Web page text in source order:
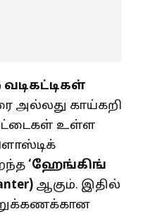
அல்லது காய்கறி
உள்ள
‘ஹேங்கிங்
ஆகும். இதில்